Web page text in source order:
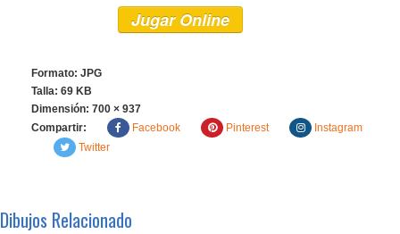
Jugar Online
Formato: JPG
Talla: 69 KB
Dimensión: 700 × 937
Compartir:
Facebook Pinterest
Instagram
Twitter
Dibujos Relacionado